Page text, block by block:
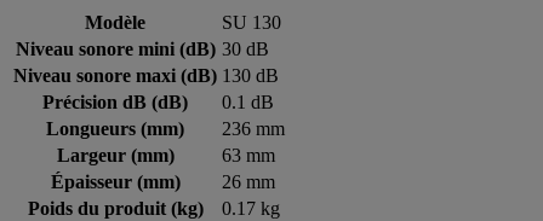
Modèle
SU 130
Niveau sonore mini (dB) 30 dB
Niveau sonore maxi (dB) 130 dB
Précision dB (dB)
0.1 dB
Longueurs (mm)
236 mm
Largeur (mm)
63 mm
Épaisseur (mm)
26 mm
Poids du produit (kg)
0.17 kg